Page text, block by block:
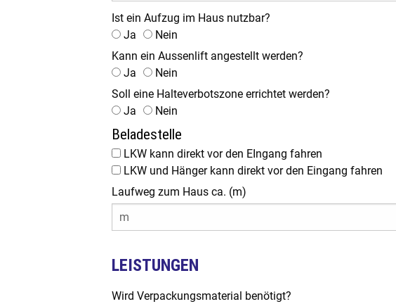
Ist ein Aufzug im Haus nutzbar?
Ja
Nein
Kann ein Aussenlift angestellt werden?
Ja
Nein
Soll eine Halteverbotszone errichtet werden?
Ja
Nein
Beladestelle
LKW kann direkt vor den EIngang fahren
LKW und Hänger kann direkt vor den Eingang fahren
Laufweg zum Haus ca. (m)
LEISTUNGEN
Wird Verpackungsmaterial benötigt?